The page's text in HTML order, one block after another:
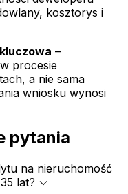
kosztorys i
–
procesie
a nie sama
wniosku wynosi
pytania
na nieruchomość
lat? expand_more